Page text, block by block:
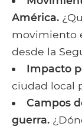
América.
movimiento
desde la
Impacto
ciudad local
Campos
guerra.